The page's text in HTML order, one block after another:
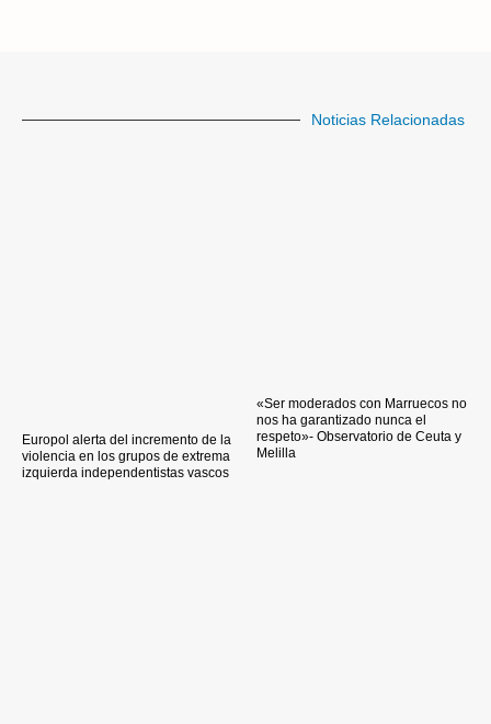
Noticias Relacionadas
Europol alerta del incremento de la
violencia en los grupos de extrema
izquierda independentistas vascos
«Ser moderados con Marruecos no
nos ha garantizado nunca el
respeto»- Observatorio de Ceuta y
Melilla